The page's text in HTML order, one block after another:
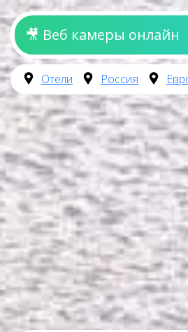
🎥 Веб камеры онлайн
Отели Россия